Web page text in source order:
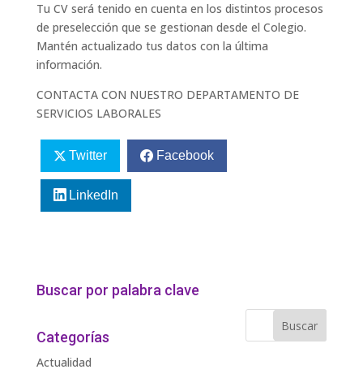
Tu CV será tenido en cuenta en los distintos procesos
de preselección que se gestionan desde el Colegio.
Mantén actualizado tus datos con la última
información.
CONTACTA CON NUESTRO DEPARTAMENTO DE
SERVICIOS LABORALES
Twitter Facebook
LinkedIn
Buscar por palabra clave
Categorías
Actualidad